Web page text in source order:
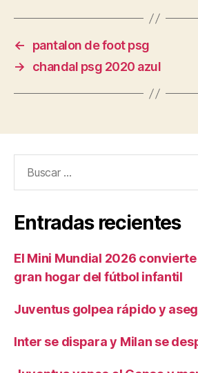
←
pantalon de foot psg
→
chandal psg 2020 azul
Entradas recientes
El Mini Mundial 2026
gran hogar del fútbol infantil
Juventus golpea rápido y
Inter se dispara y Milan se